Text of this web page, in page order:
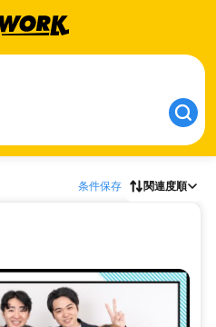
条件保存 関連度順